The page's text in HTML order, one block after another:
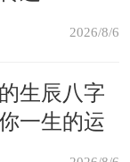
帮助很大
多发，是
个吉利的
2026/8/6
生辰八字
一生的运